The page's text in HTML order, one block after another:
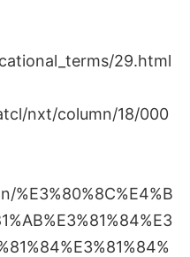
29.html
nxt/column/18/000
%E3%80%8C%E4%B